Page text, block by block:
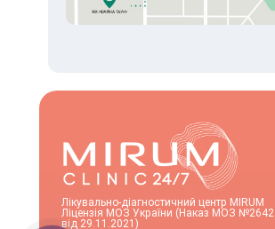
Лікувально-діагностичний центр MIRUM
Ліцензія МОЗ України (Наказ МОЗ №2642
від 29.11.2021)